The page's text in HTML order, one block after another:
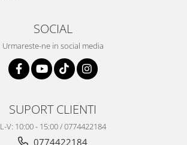
SOCIAL
Urmareste-ne in social media
SUPORT CLIENTI
L-V: 10:00 - 15:00 / 0774422184
0774422184